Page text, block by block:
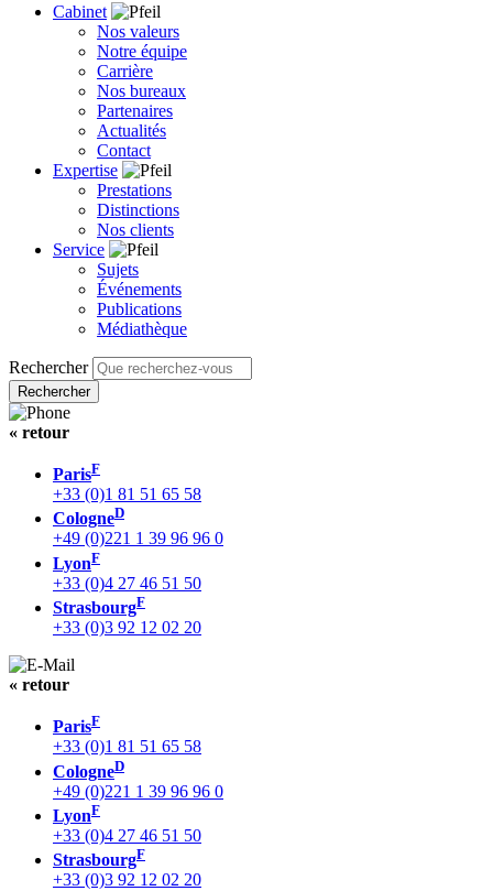
Cabinet
Nos valeurs
Notre équipe
Carrière
Nos bureaux
Partenaires
Actualités
Contact
Expertise
Prestations
Distinctions
Nos clients
Service
Sujets
Événements
Publications
Médiathèque
Rechercher
« retour
ParisF
+33 (0)1 81 51 65 58
CologneD
+49 (0)221 1 39 96 96 0
LyonF
+33 (0)4 27 46 51 50
StrasbourgF
+33 (0)3 92 12 02 20
« retour
ParisF
+33 (0)1 81 51 65 58
CologneD
+49 (0)221 1 39 96 96 0
LyonF
+33 (0)4 27 46 51 50
StrasbourgF
+33 (0)3 92 12 02 20